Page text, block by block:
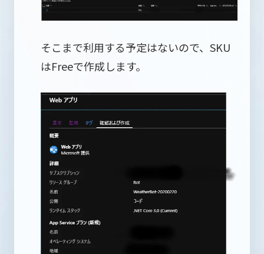
そこまで利用する予定はないので、SKU
はFreeで作成します。